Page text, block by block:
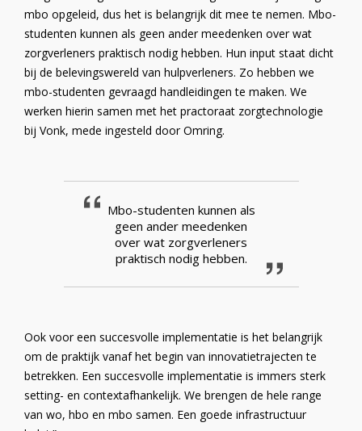
mbo opgeleid, dus het is belangrijk dit mee te nemen. Mbo-
studenten kunnen als geen ander meedenken over wat
zorgverleners praktisch nodig hebben. Hun input staat dicht
bij de belevingswereld van hulpverleners. Zo hebben we
mbo-studenten gevraagd handleidingen te maken. We
werken hierin samen met het practoraat zorgtechnologie
bij Vonk, mede ingesteld door Omring.
Mbo-studenten kunnen als
geen ander meedenken
over wat zorgverleners
praktisch nodig hebben.
Ook voor een succesvolle implementatie is het belangrijk
om de praktijk vanaf het begin van innovatietrajecten te
betrekken. Een succesvolle implementatie is immers sterk
setting- en contextafhankelijk. We brengen de hele range
van wo, hbo en mbo samen. Een goede infrastructuur